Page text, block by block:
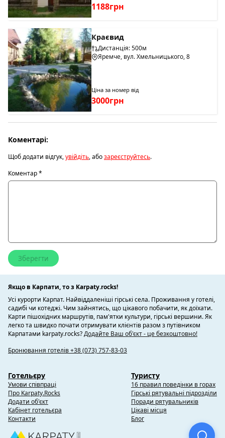
1188грн
Краєвид
Дистанція: 500м
Яремче, вул. Хмельницького, 8
Ціна за номер від
3000грн
Коментарі:
Щоб додати відгук,увійдіть, абозареєструйтесь.
Коментар*
Якщо в Карпати, то з Karpaty.rocks!
Усі курорти Карпат. Найвіддаленіші гірські села. Проживання у готелі,
садибі чи котеджі. Чим зайнятись, що цікавого побачити, як доїхати.
Карти пішохідних маршрутів, пам'ятки культури, гірські вершини. Як
легко та швидко почати отримувати клієнтів разом з путівником
Карпатами karpaty.rocks?Додайте Ваш об'єкт - це безкоштовно!
Бронювання готелів +38 (073) 757-83-03
Готельєру
Умови співпраці
Про Karpaty.Rocks
Додати об'єкт
Кабінет готельєра
Контакти
Туристу
16 правил поведінки в горах
Гірські рятувальні підрозділи
Поради рятувальників
Цікаві місця
Блог